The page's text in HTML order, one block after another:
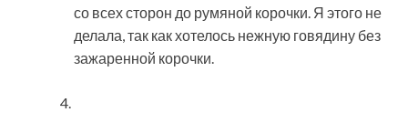
со всех сторон до румяной корочки. Я этого не
делала, так как хотелось нежную говядину без
зажаренной корочки.